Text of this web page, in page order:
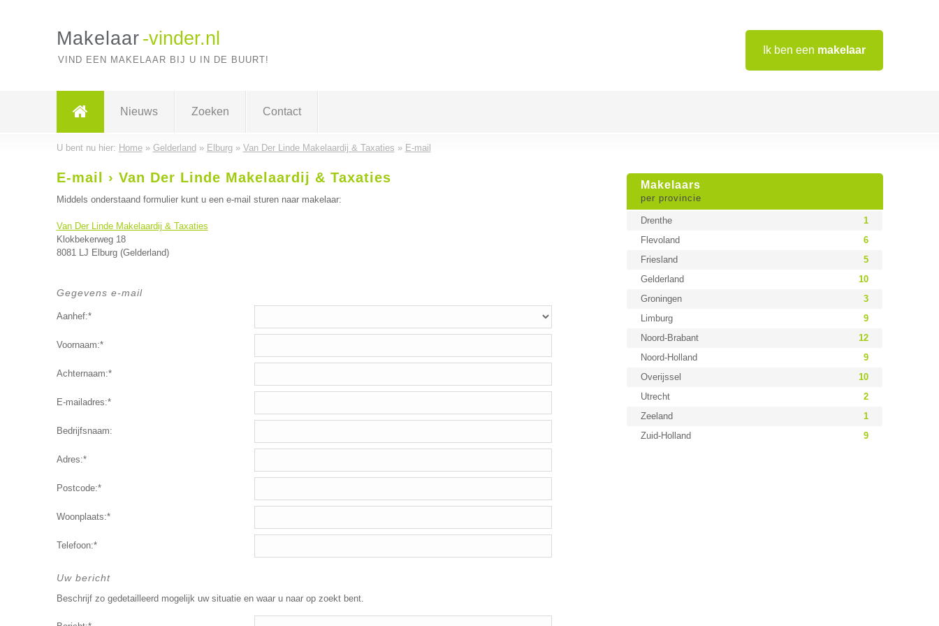
Ik ben een makelaar
Makelaar -vinder.nl
VIND EEN MAKELAAR BIJ U IN DE BUURT!
Nieuws Zoeken Contact
U bent nu hier: Home» Gelderland » Elburg» Van Der Linde Makelaardij & Taxaties » E-mail
Makelaars
per provincie
Drenthe
1
Flevoland
6
Friesland
5
Gelderland
10
Groningen
3
Limburg
9
Noord-Brabant
12
Noord-Holland
9
Overijssel
10
Utrecht
2
Zeeland
1
Zuid-Holland
9
E-mail › Van Der Linde Makelaardij & Taxaties
Middels onderstaand formulier kunt u een e-mail sturen naar makelaar:
Van Der Linde Makelaardij & Taxaties
Klokbekerweg 18
8081 LJ Elburg (Gelderland)
Gegevens e-mail
Aanhef:*
Voornaam:*
Achternaam:*
E-mailadres:*
Bedrijfsnaam:
Adres:*
Postcode:*
Woonplaats:*
Telefoon:*
Uw bericht
Beschrijf zo gedetailleerd mogelijk uw situatie en waar u naar op zoekt bent.